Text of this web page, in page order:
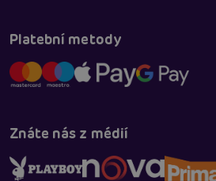
Platební metody
Znáte nás z médií